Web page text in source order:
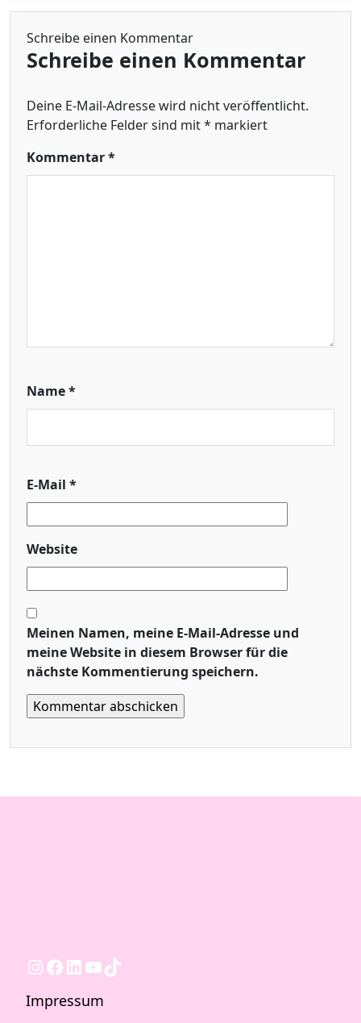
Schreibe einen Kommentar
Schreibe einen Kommentar
Deine E-Mail-Adresse wird nicht veröffentlicht.
Erforderliche Felder sind mit* markiert
Kommentar*
Name*
E-Mail *
Website
Meinen Namen, meine E-Mail-Adresse und
meine Website in diesem Browser für die
nächste Kommentierung speichern.
Instagram
Facebook
LinkedIn
YouTube
TikTok
Impressum